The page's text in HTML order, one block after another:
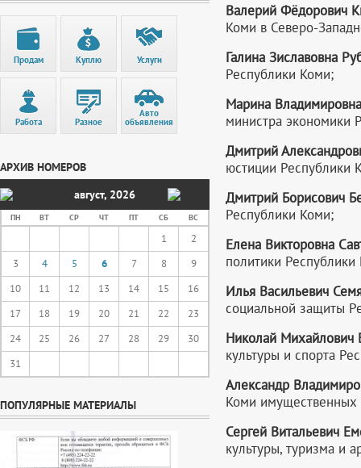
Продам Куплю Услуги
Работа Разное
Авто
объявления
АРХИВ НОМЕРОВ
август, 2026
ПН ВТ СР ЧТ ПТ СБ ВС
1
2
3
4 5 6 7 8
9
10
11 12 13 14 15
16
17
18 19 20 21 22
23
24
25 26 27 28 29
30
31
ПОПУЛЯРНЫЕ МАТЕРИАЛЫ
Валерий Фёдорович
Коми в Северо-
Галина Зиславовна
Республики Коми;
Марина
министра экономики
Дмитрий
юстиции Республики
Дмитрий Борисович
Республики Коми;
Елена Викторовна
политики
Илья Васильевич
социальной защиты
Николай Михайлович
культуры и спорта
Александр
Коми
Сергей Витальевич
культуры, туризма и